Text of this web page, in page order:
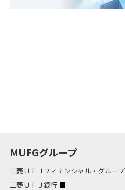
MUFGグループ
三菱ＵＦＪフィナンシャル・グループ
三菱ＵＦＪ銀行